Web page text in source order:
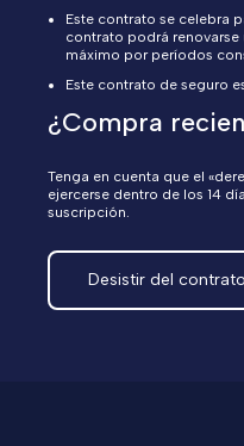
Este contrato se celebra
contrato podrá
máximo por períodos
Este contrato de seguro
¿Compra
Tenga en cuenta que el
ejercerse dentro de los 14
suscripción.
Desistir del contrato